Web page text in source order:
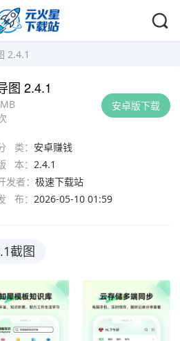
2.4.1
安卓版下载
图 2.4.1
类： 安卓赚钱
本： 2.4.1
发者： 极速下载站
布： 2026-05-10 01:59
截图